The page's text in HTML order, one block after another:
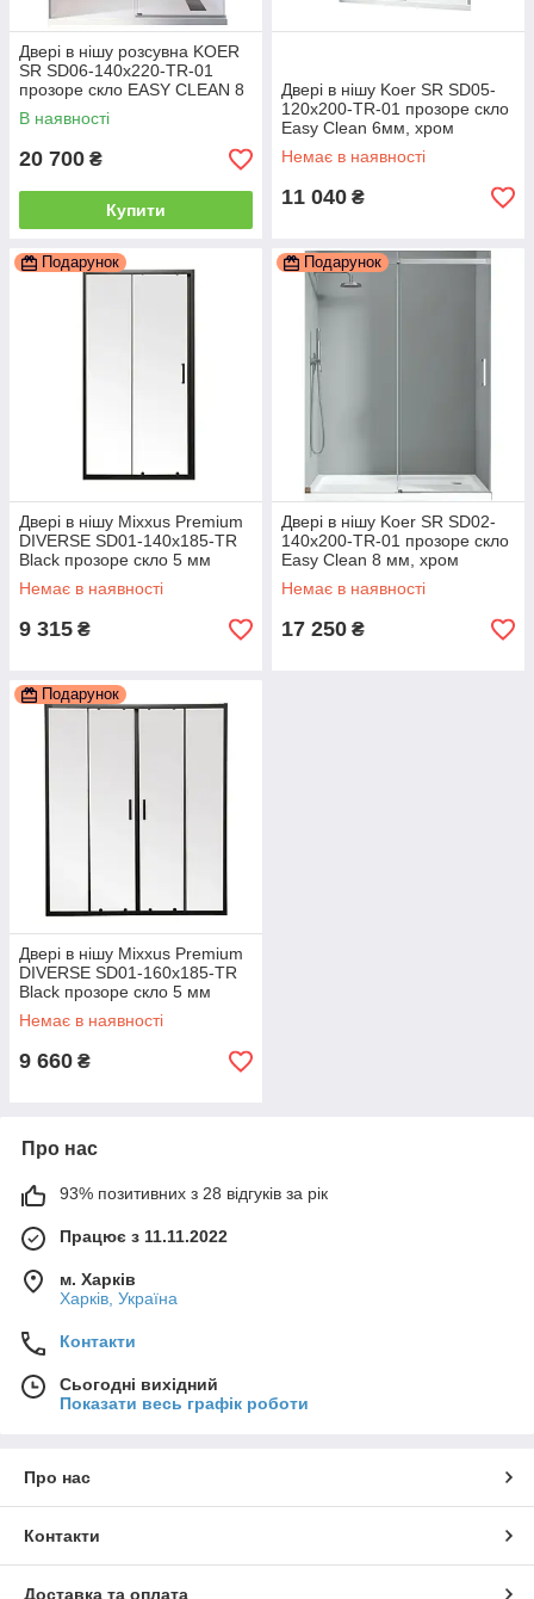
Двері в нішу розсувна KOER
SR SD06-140x220-TR-01
прозоре скло EASY CLEAN 8
мм хром (KR5368)
В наявності
20 700 ₴
Купити
Двері в нішу Koer SR SD05-
120x200-TR-01 прозоре скло
Easy Clean 6мм, хром
(KR5405)
Немає в наявності
11 040 ₴
Подарунок
Двері в нішу Mixxus Premium
DIVERSE SD01-140x185-TR
Black прозоре скло 5 мм
(MI6878)
Немає в наявності
9 315 ₴
Подарунок
Двері в нішу Koer SR SD02-
140x200-TR-01 прозоре скло
Easy Clean 8 мм, хром
(KR5383)
Немає в наявності
17 250 ₴
Подарунок
Двері в нішу Mixxus Premium
DIVERSE SD01-160x185-TR
Black прозоре скло 5 мм
(MI6879)
Немає в наявності
9 660 ₴
Про нас
93% позитивних з 28 відгуків за рік
Працює з 11.11.2022
м. Харків
Харків, Україна
Контакти
Сьогодні вихідний
Показати весь графік роботи
Про нас
Контакти
Доставка та оплата